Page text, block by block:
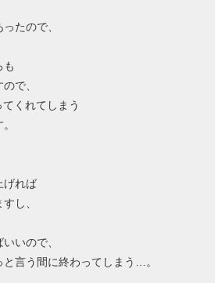
たので、
も
で、
くれてしまう
げれば
し、
いので、
言う間に終わってしまう…。